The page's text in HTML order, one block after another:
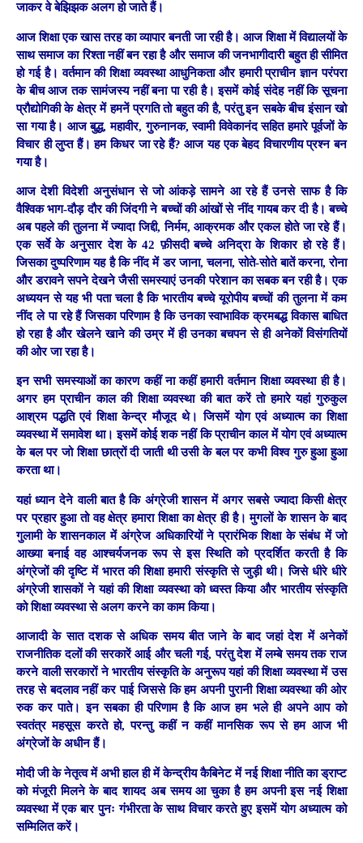
जाकर वे बेझिझक अलग हो जाते हैं।
आज शिक्षा एक खास तरह का व्यापार बनती जा रही है। आज शिक्षा में विद्यालयों के
साथ समाज का रिश्ता नहीं बन रहा है और समाज की जनभागीदारी बहुत ही सीमित
हो गई है। वर्तमान की शिक्षा व्यवस्था आधुनिकता और हमारी प्राचीन ज्ञान परंपरा
के बीच आज तक सामंजस्य नहीं बना पा रही है। इसमें कोई संदेह नहीं कि सूचना
प्रौद्योगिकी के क्षेत्र में हमनें प्रगति तो बहुत की है, परंतु इन सबके बीच इंसान खो
सा गया है। आज बुद्ध, महावीर, गुरुनानक, स्वामी विवेकानंद सहित हमारे पूर्वजों के
विचार ही लुप्त हैं। हम किधर जा रहे हैं? आज यह एक बेहद विचारणीय प्रश्न बन
गया है।
आज देशी विदेशी अनुसंधान से जो आंकड़े सामने आ रहे हैं उनसे साफ है कि
वैश्विक भाग-दौड़ दौर की जिंदगी ने बच्चों की आंखों से नींद गायब कर दी है। बच्चे
अब पहले की तुलना में ज्यादा जिद्दी, निर्मम, आक्रमक और एकल होते जा रहे हैं।
एक सर्वे के अनुसार देश के 42 फ़ीसदी बच्चे अनिद्रा के शिकार हो रहे हैं।
जिसका दुष्परिणाम यह है कि नींद में डर जाना, चलना, सोते-सोते बातें करना, रोना
और डरावने सपने देखने जैसी समस्याएं उनकी परेशान का सबक बन रही है। एक
अध्ययन से यह भी पता चला है कि भारतीय बच्चे यूरोपीय बच्चों की तुलना में कम
नींद ले पा रहे हैं जिसका परिणाम है कि उनका स्वाभाविक क्रमबद्ध विकास बाधित
हो रहा है और खेलने खाने की उम्र में ही उनका बचपन से ही अनेकों विसंगतियों
की ओर जा रहा है।
इन सभी समस्याओं का कारण कहीं ना कहीं हमारी वर्तमान शिक्षा व्यवस्था ही है।
अगर हम प्राचीन काल की शिक्षा व्यवस्था की बात करें तो हमारे यहां गुरुकुल
आश्रम पद्धति एवं शिक्षा केन्द्र मौजूद थे। जिसमें योग एवं अध्यात्म का शिक्षा
व्यवस्था में समावेश था। इसमें कोई शक नहीं कि प्राचीन काल में योग एवं अध्यात्म
के बल पर जो शिक्षा छात्रों दी जाती थी उसी के बल पर कभी विश्व गुरु हुआ हुआ
करता था।
यहां ध्यान देने वाली बात है कि अंग्रेजी शासन में अगर सबसे ज्यादा किसी क्षेत्र
पर प्रहार हुआ तो वह क्षेत्र हमारा शिक्षा का क्षेत्र ही है। मुगलों के शासन के बाद
गुलामी के शासनकाल में अंग्रेज अधिकारियों ने प्रारंभिक शिक्षा के संबंध में जो
आख्या बनाई वह आश्चर्यजनक रूप से इस स्थिति को प्रदर्शित करती है कि
अंग्रेजों की दृष्टि में भारत की शिक्षा हमारी संस्कृति से जुड़ी थी। जिसे धीरे धीरे
अंग्रेजी शासकों ने यहां की शिक्षा व्यवस्था को ध्वस्त किया और भारतीय संस्कृति
को शिक्षा व्यवस्था से अलग करने का काम किया।
आजादी के सात दशक से अधिक समय बीत जाने के बाद जहां देश में अनेकों
राजनीतिक दलों की सरकारें आई और चली गई, परंतु देश में लम्बे समय तक राज
करने वाली सरकारों ने भारतीय संस्कृति के अनुरूप यहां की शिक्षा व्यवस्था में उस
तरह से बदलाव नहीं कर पाई जिससे कि हम अपनी पुरानी शिक्षा व्यवस्था की ओर
रुक कर पाते। इन सबका ही परिणाम है कि आज हम भले ही अपने आप को
स्वतंत्र महसूस करते हो, परन्तु कहीं न कहीं मानसिक रूप से हम आज भी
अंग्रेजों के अधीन हैं।
मोदी जी के नेतृत्व में अभी हाल ही में केन्द्रीय कैबिनेट में नई शिक्षा नीति का ड्राप्ट
को मंजूरी मिलने के बाद शायद अब समय आ चुका है हम अपनी इस नई शिक्षा
व्यवस्था में एक बार पुनः गंभीरता के साथ विचार करते हुए इसमें योग अध्यात्म को
सम्मिलित करें।